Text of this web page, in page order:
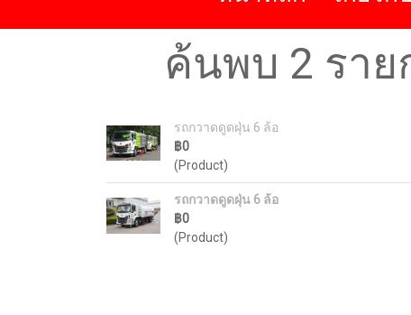
ค้นพบ 2 ราย
รถกวาดดูดฝุ่น 6 ล้อ
฿0
(Product)
รถกวาดดูดฝุ่น 6 ล้อ
฿0
(Product)